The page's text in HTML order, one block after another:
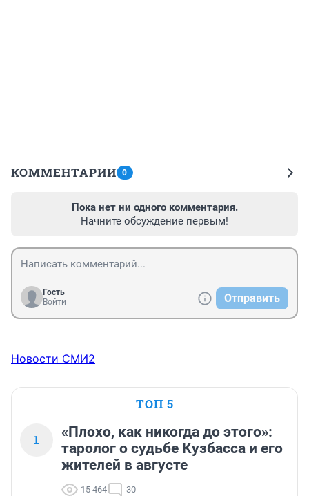
КОММЕНТАРИИ 0
Пока нет ни одного комментария.
Начните обсуждение первым!
Гость
Войти
Отправить
Новости СМИ2
ТОП 5
1
«Плохо, как никогда до этого»:
таролог о судьбе Кузбасса и его
жителей в августе
15 464 30